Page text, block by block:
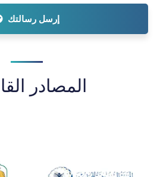
إرسل رسالتك
المصادر